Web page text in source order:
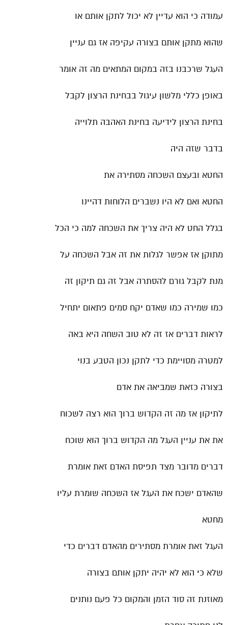
עמודה כי הוא עדיין לא יכול לתקן אותם או
שהוא מתקן אותם בצורה עקיפה אז גם עניין
העגל שרכבנו בזה במקום המתאים מה זה אומר
באופן כללי מלשון עיגול בבחינת הרצון לקבל
בחינת הרצון לידיעה בחינת האהבה תלוייה
בדבר שזה היה
החטא ובעצם השכחה מסתירה את
החטא ואם לא היו נשברים הלוחות דהיינו
בגלל החט לא היה צריך את השכחה למה כי הכל
מתוקן אז אפשר לגלות את זה אבל השכחה על
מנת לקבל גורם להסתרה אבל זה גם תיקון זה
כמו שמירה כמו שאדם יקח סמים פתאום יתחיל
לראות דברים אז זה לא טוב השחה היא באה
למטרה מסויימת כדי לתקן נכון הטבע בנוי
בצורה כזאת שמביאה את אדם
לתיקון אז מה זה הקדוש ברוך הוא רצה לשכוח
את את עניין העגל מה הקדוש ברוך הוא שוכח
דברים מדובר מצד תפיסת האדם זאת אומרת
שהאדם ישכח את העגל אז השכחה שומרת עליו
מחטא
העגל זאת אומרת מסתירים מהאדם דברים כדי
שלא כי הוא לא יהיה יתקן אותם בצורה
מאוזנת זה סוד הזמן והמקום כל פעם נותנים